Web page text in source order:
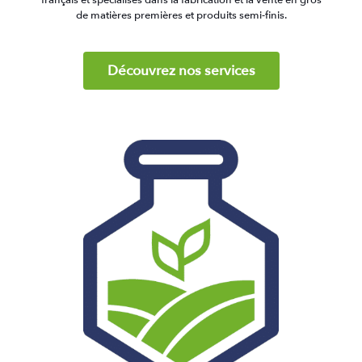
de matières premières et produits semi-finis.
Découvrez nos services